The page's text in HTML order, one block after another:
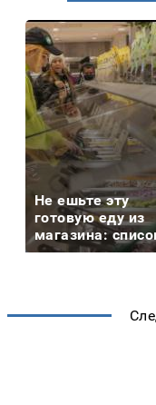
Не ешьте эту
готовую еду из
магазина: